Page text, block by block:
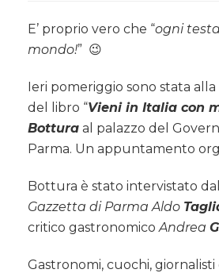
chef
Parma
per
E’ proprio vero che “ogni
mondo!” 😉
Ieri pomeriggio sono stata
del libro “Vieni in Italia con
Bottura al palazzo del
Parma. Un appuntamento
Bottura è stato intervistato
Gazzetta di Parma Aldo
critico gastronomicoAndrea
Gastronomi, cuochi, giornalisti